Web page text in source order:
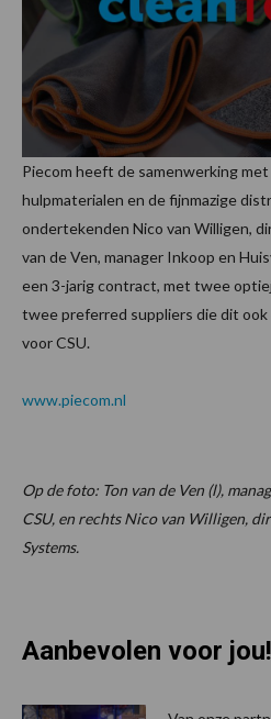
Piecom heeft de samenwerking
hulpmaterialen en de fijnmazige
ondertekenden Nico van Willigen,
van de Ven, manager Inkoop en
een 3-jarig contract, met twee
twee preferred suppliers die dit
voor CSU.
www.piecom.nl
Op de foto: Ton van de Ven (l),
CSU, en rechts Nico van Willigen,
Systems.
Aanbevolen voor